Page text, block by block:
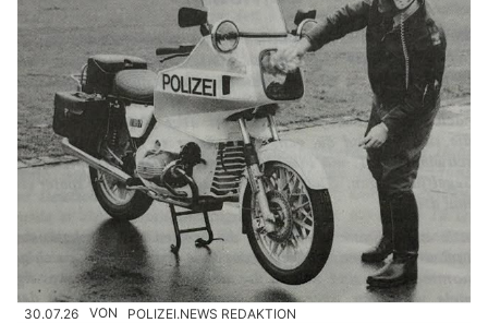
30.07.26 VON POLIZEI.NEWS REDAKTION